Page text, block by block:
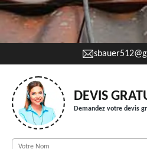
DEVIS
Demandez votre devis